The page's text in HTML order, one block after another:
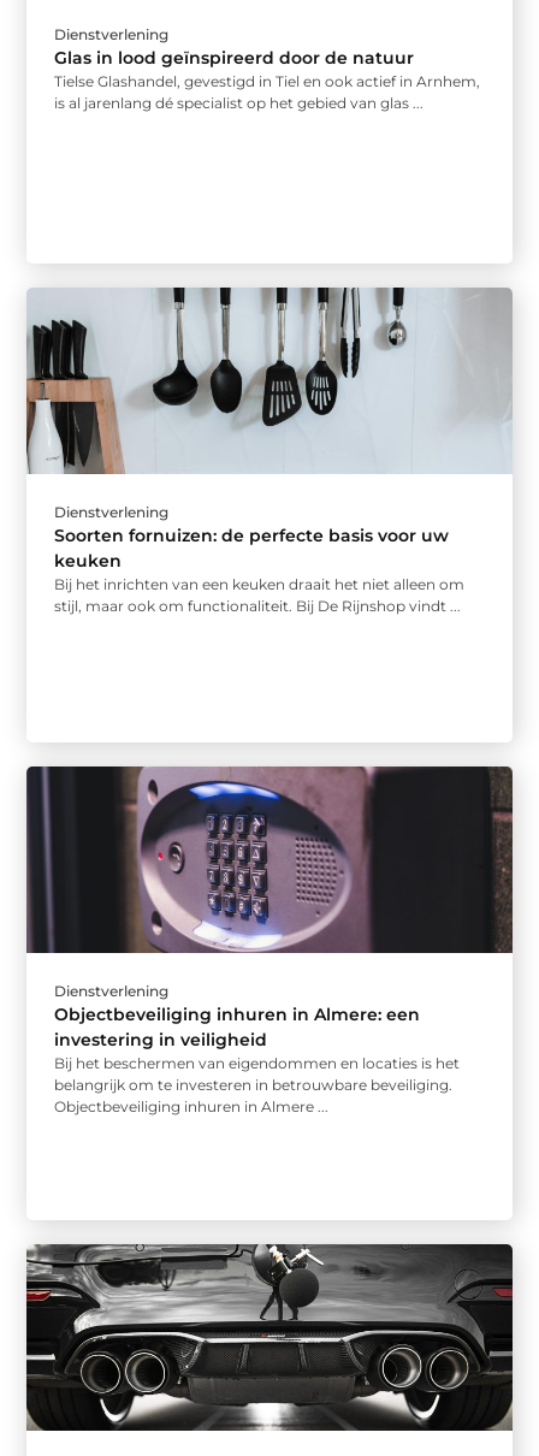
Dienstverlening
Glas in lood geïnspireerd door de natuur
Tielse Glashandel, gevestigd in Tiel en ook actief in Arnhem,
is al jarenlang dé specialist op het gebied van glas ...
Dienstverlening
Soorten fornuizen: de perfecte basis voor uw
keuken
Bij het inrichten van een keuken draait het niet alleen om
stijl, maar ook om functionaliteit. Bij De Rijnshop vindt ...
Dienstverlening
Objectbeveiliging inhuren in Almere: een
investering in veiligheid
Bij het beschermen van eigendommen en locaties is het
belangrijk om te investeren in betrouwbare beveiliging.
Objectbeveiliging inhuren in Almere ...